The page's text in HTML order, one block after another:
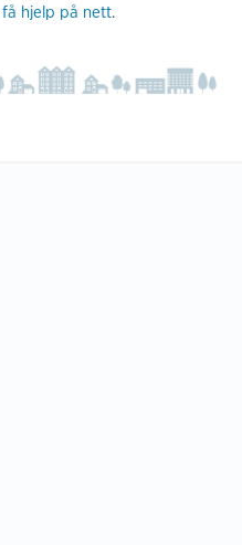
få hjelp på nett.